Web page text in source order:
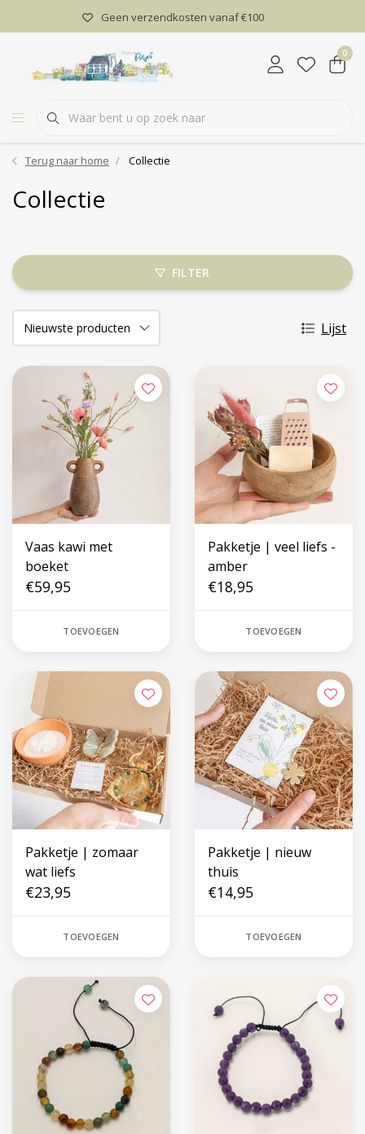
Geen verzendkosten vanaf €100
0
Terug naar home Collectie
Collectie
FILTER
Lijst
Vaas kawi met
boeket
€59,95
TOEVOEGEN
Pakketje | veel liefs -
amber
€18,95
TOEVOEGEN
Pakketje | zomaar
wat liefs
€23,95
TOEVOEGEN
Pakketje | nieuw
thuis
€14,95
TOEVOEGEN